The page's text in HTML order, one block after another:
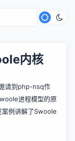
内核
请到php-nsq作
进程模型的原
例讲解了Swoole